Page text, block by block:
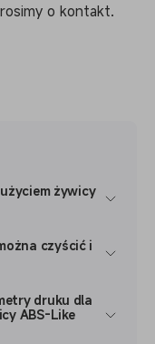
o kontakt.
żywicy
czyścić i
druku dla
ABS-Like